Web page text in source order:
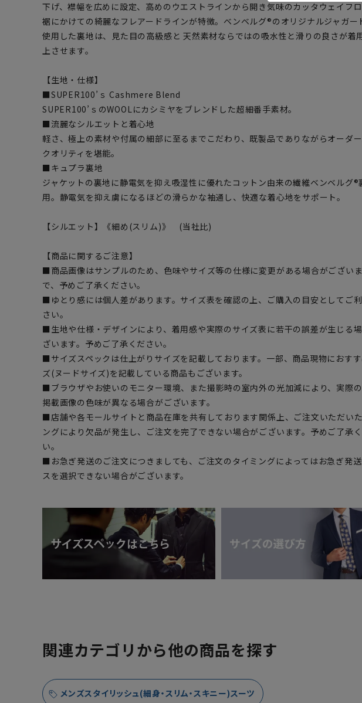
下げ、襟幅を広めに設定、高めのウエストラインから開き気味のカッタウェイフロ
裾にかけての綺麗なフレアードラインが特徴。ベンベルグ®のオリジナルジャガー
使用した裏地は、見た目の高級感と 天然素材ならではの吸水性と滑りの良さが着
上させます。
【生地・仕様】
■SUPER100’ｓ Cashmere Blend
SUPER100’ｓのWOOLにカシミヤをブレンドした超細番手素材。
■流麗なシルエットと着心地
軽さ、極上の素材や付属の細部に至るまでこだわり、既製品でありながらオーダ
クオリティを堪能。
■キュプラ裏地
ジャケットの裏地に静電気を抑え吸湿性に優れたコットン由来の繊維ベンベルグ®
用。静電気を抑え虜になるほどの滑らかな袖通し、快適な着心地をサポート。
【シルエット】《細め(スリム)》 (当社比)
【商品に関するご注意】
■商品画像はサンプルのため、色味やサイズ等の仕様に変更がある場合がござい
で、予めご了承ください。
■ゆとり感には個人差があります。サイズ表を確認の上、ご購入の目安としてご
さい。
■生地や仕様・デザインにより、着用感や実際のサイズ表に若干の誤差が生じる
ざいます。予めご了承ください。
■サイズスペックは仕上がりサイズを記載しております。一部、商品現物におす
ズ(ヌードサイズ)を記載している商品もございます。
■ブラウザやお使いのモニター環境、また撮影時の室内外の光加減により、実際
掲載画像の色味が異なる場合がございます。
■店舗や各モールサイトと商品在庫を共有しております関係上、ご注文いただい
ングにより欠品が発生し、ご注文を完了できない場合がございます。予めご了承
い。
■お急ぎ発送のご注文につきましても、ご注文のタイミングによってはお急ぎ発
スを選択できない場合がございます。
関連カテゴリから他の商品を探す
メンズスタイリッシュ(細身・スリム・スキニー)スーツ